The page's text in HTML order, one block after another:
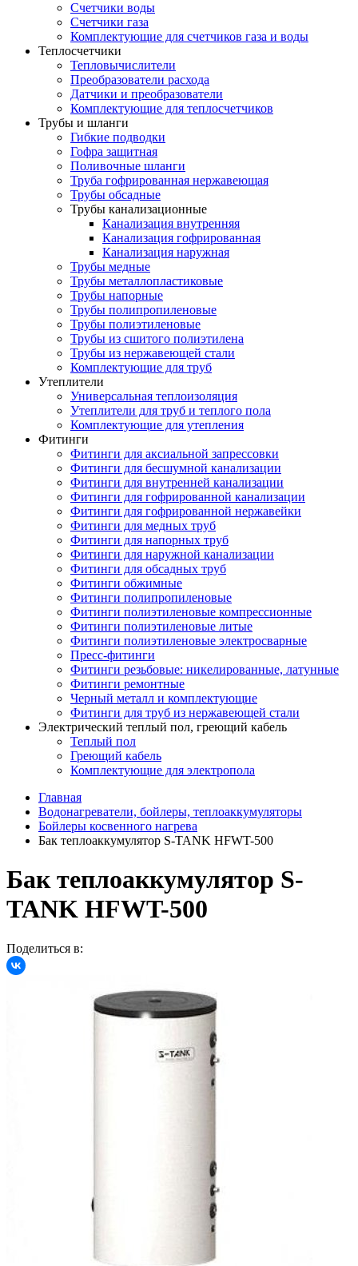
Счетчики воды
Счетчики газа
Комплектующие для счетчиков газа и воды
Теплосчетчики
Тепловычислители
Преобразователи расхода
Датчики и преобразователи
Комплектующие для теплосчетчиков
Трубы и шланги
Гибкие подводки
Гофра защитная
Поливочные шланги
Труба гофрированная нержавеющая
Трубы обсадные
Трубы канализационные
Канализация внутренняя
Канализация гофрированная
Канализация наружная
Трубы медные
Трубы металлопластиковые
Трубы напорные
Трубы полипропиленовые
Трубы полиэтиленовые
Трубы из сшитого полиэтилена
Трубы из нержавеющей стали
Комплектующие для труб
Утеплители
Универсальная теплоизоляция
Утеплители для труб и теплого пола
Комплектующие для утепления
Фитинги
Фитинги для аксиальной запрессовки
Фитинги для бесшумной канализации
Фитинги для внутренней канализации
Фитинги для гофрированной канализации
Фитинги для гофрированной нержавейки
Фитинги для медных труб
Фитинги для напорных труб
Фитинги для наружной канализации
Фитинги для обсадных труб
Фитинги обжимные
Фитинги полипропиленовые
Фитинги полиэтиленовые компрессионные
Фитинги полиэтиленовые литые
Фитинги полиэтиленовые электросварные
Пресс-фитинги
Фитинги резьбовые: никелированные, латунные
Фитинги ремонтные
Черный металл и комплектующие
Фитинги для труб из нержавеющей стали
Электрический теплый пол, греющий кабель
Теплый пол
Греющий кабель
Комплектующие для электропола
Главная
Водонагреватели, бойлеры, теплоаккумуляторы
Бойлеры косвенного нагрева
Бак теплоаккумулятор S-TANK HFWT-500
Бак теплоаккумулятор S-
TANK HFWT-500
Поделиться в: